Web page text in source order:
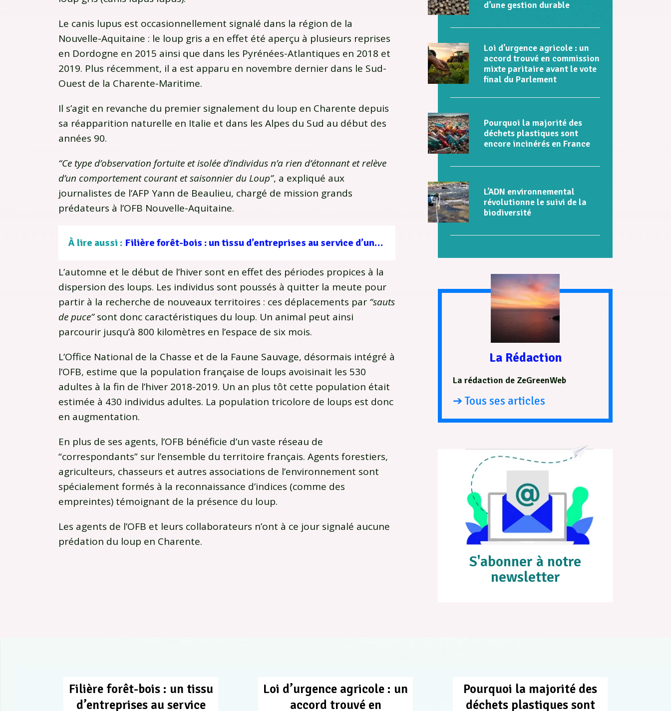
Le canis lupus est occasionnellement signalé dans la région de la
Nouvelle-Aquitaine : le loup gris a en effet été aperçu à plusieurs reprises
en Dordogne en 2015 ainsi que dans les Pyrénées-Atlantiques en 2018 et
2019. Plus récemment, il a est apparu en novembre dernier dans le Sud-
Ouest de la Charente-Maritime.
Il s’agit en revanche du premier signalement du loup en Charente depuis
sa réapparition naturelle en Italie et dans les Alpes du Sud au début des
années 90.
“Ce type d’observation fortuite et isolée d’individus n’a rien d’étonnant et relève
d’un comportement courant et saisonnier du Loup”, a expliqué aux
journalistes de l’AFP Yann de Beaulieu, chargé de mission grands
prédateurs à l’OFB Nouvelle-Aquitaine.
À lire aussi : Filière forêt-bois : un tissu d’entreprises au service d’une gestion durable
L’automne et le début de l’hiver sont en effet des périodes propices à la
dispersion des loups. Les individus sont poussés à quitter la meute pour
partir à la recherche de nouveaux territoires : ces déplacements par “sauts
de puce”sont donc caractéristiques du loup. Un animal peut ainsi
parcourir jusqu’à 800 kilomètres en l’espace de six mois.
L’Office National de la Chasse et de la Faune Sauvage, désormais intégré à
l’OFB, estime que la population française de loups avoisinait les 530
adultes à la fin de l’hiver 2018-2019. Un an plus tôt cette population était
estimée à 430 individus adultes. La population tricolore de loups est donc
en augmentation.
En plus de ses agents, l’OFB bénéficie d’un vaste réseau de
“correspondants” sur l’ensemble du territoire français. Agents forestiers,
agriculteurs, chasseurs et autres associations de l’environnement sont
spécialement formés à la reconnaissance d’indices (comme des
empreintes) témoignant de la présence du loup.
Les agents de l’OFB et leurs collaborateurs n’ont à ce jour signalé aucune
prédation du loup en Charente.
d’une gestion durable
Loi d’urgence agricole : un
accord trouvé en commission
mixte paritaire avant le vote
final du Parlement
Pourquoi la majorité des
déchets plastiques sont
encore incinérés en France
L’ADN environnemental
révolutionne le suivi de la
biodiversité
La Rédaction
La rédaction de ZeGreenWeb
➔ Tous ses articles
S'abonner à notre
newsletter
Filière forêt-bois : un tissu
d’entreprises au service
Loi d’urgence agricole : un
accord trouvé en
Pourquoi la majorité des
déchets plastiques sont